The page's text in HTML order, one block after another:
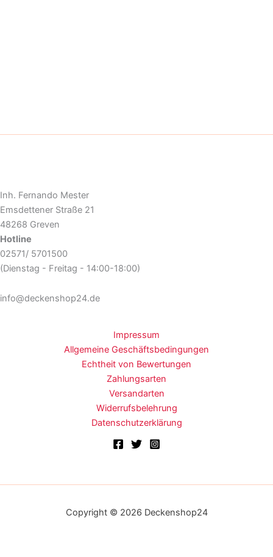
Inh. Fernando Mester
Emsdettener Straße 21
48268 Greven
Hotline
02571/ 5701500
(Dienstag - Freitag - 14:00-18:00)
info@deckenshop24.de
Impressum
Allgemeine Geschäftsbedingungen
Echtheit von Bewertungen
Zahlungsarten
Versandarten
Widerrufsbelehrung
Datenschutzerklärung
Copyright © 2026 Deckenshop24